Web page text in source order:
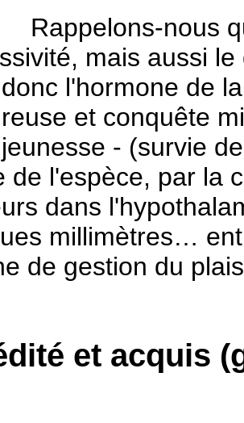
nous que
mais aussi
l'hormone de
et conquête
- (survie
de l'espèce, par la
dans
millimètres…
de gestion du
et acquis